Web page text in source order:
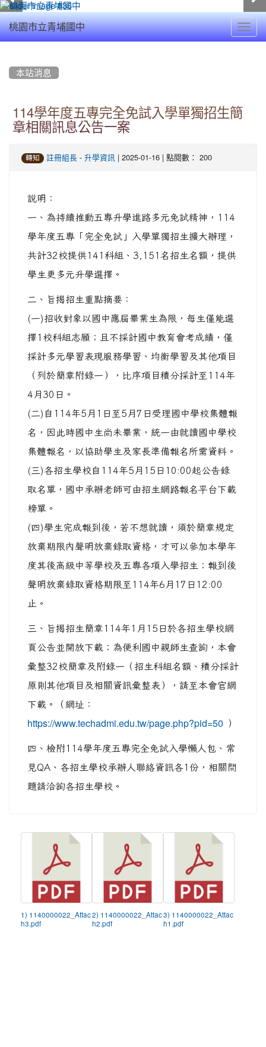
桃園市立青埔國中
本站消息
114學年度五專完全免試入學單獨招生簡
章相關訊息公告一案
轉知 註冊組長 - 升學資訊 | 2025-01-16 | 點閱數： 200
說明：
一、為持續推動五專升學進路多元免試精神，114
學年度五專「完全免試」入學單獨招生擴大辦理，
共計32校提供141科組、3,151名招生名額，提供
學生更多元升學選擇。
二、旨揭招生重點摘要：
(一)招收對象以國中應屆畢業生為限，每生僅能選
擇1校科組志願；且不採計國中教育會考成績，僅
採計多元學習表現服務學習、均衡學習及其他項目
（列於簡章附錄一），比序項目積分採計至114年
4月30日。
(二)自114年5月1日至5月7日受理國中學校集體報
名，因此時國中生尚未畢業，統一由就讀國中學校
集體報名，以協助學生及家長準備報名所需資料。
(三)各招生學校自114年5月15日10:00起公告錄
取名單，國中承辦老師可由招生網路報名平台下載
榜單。
(四)學生完成報到後，若不想就讀，須於簡章規定
放棄期限內聲明放棄錄取資格，才可以參加本學年
度其後高級中等學校及五專各項入學招生；報到後
聲明放棄錄取資格期限至114年6月17日12:00
止。
三、旨揭招生簡章114年1月15日於各招生學校網
頁公告並開放下載；為便利國中親師生查詢，本會
彙整32校簡章及附錄一（招生科組名額、積分採計
原則其他項目及相關資訊彙整表），請至本會官網
下載。（網址：
https://www.techadmi.edu.tw/page.php?pid=50 ）
四、檢附114學年度五專完全免試入學懶人包、常
見QA、各招生學校承辦人聯絡資訊各1份，相關問
題請洽詢各招生學校。
1) 1140000022_Attac
h3.pdf
2) 1140000022_Attac
h2.pdf
3) 1140000022_Attac
h1.pdf